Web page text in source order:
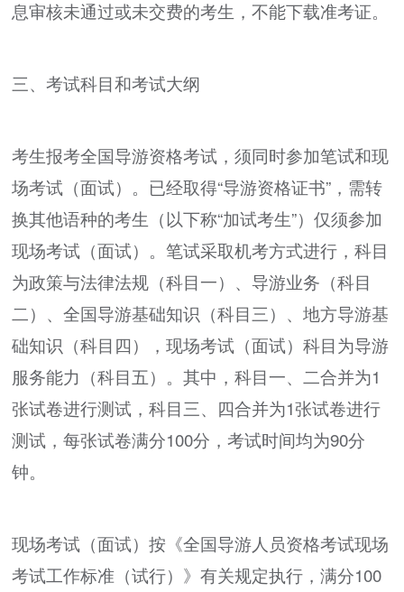
息审核未通过或未交费的考生，不能下载准考证。
三、考试科目和考试大纲
考生报考全国导游资格考试，须同时参加笔试和现
场考试（面试）。已经取得“导游资格证书”，需转
换其他语种的考生（以下称“加试考生”）仅须参加
现场考试（面试）。笔试采取机考方式进行，科目
为政策与法律法规（科目一）、导游业务（科目
二）、全国导游基础知识（科目三）、地方导游基
础知识（科目四），现场考试（面试）科目为导游
服务能力（科目五）。其中，科目一、二合并为1
张试卷进行测试，科目三、四合并为1张试卷进行
测试，每张试卷满分100分，考试时间均为90分
钟。
现场考试（面试）按《全国导游人员资格考试现场
考试工作标准（试行）》有关规定执行，满分100